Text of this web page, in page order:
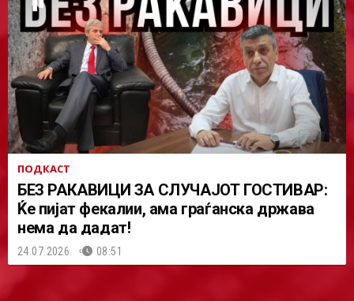
ПОДКАСТ
БЕЗ РАКАВИЦИ ЗА СЛУЧАЈОТ ГОСТИВАР:
Ќе пијат фекалии, ама граѓанска држава
нема да дадат!
24.07.2026. 08:51